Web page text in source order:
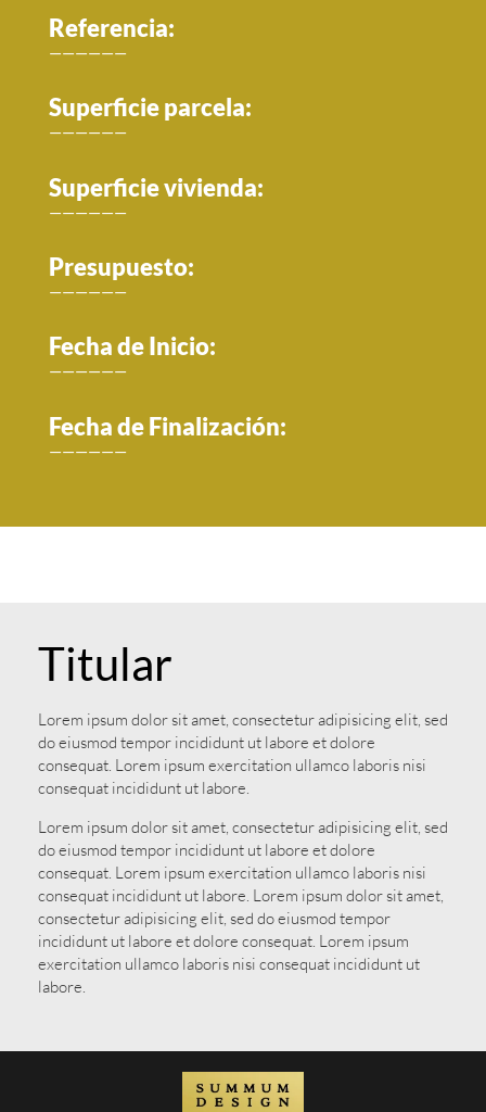
Referencia:
——————
Superficie parcela:
——————
Superficie vivienda:
——————
Presupuesto:
——————
Fecha de Inicio:
——————
Fecha de Finalización:
——————
Titular
Lorem ipsum dolor sit amet, consectetur adipisicing elit, sed
do eiusmod tempor incididunt ut labore et dolore
consequat. Lorem ipsum exercitation ullamco laboris nisi
consequat incididunt ut labore.
Lorem ipsum dolor sit amet, consectetur adipisicing elit, sed
do eiusmod tempor incididunt ut labore et dolore
consequat. Lorem ipsum exercitation ullamco laboris nisi
consequat incididunt ut labore. Lorem ipsum dolor sit amet,
consectetur adipisicing elit, sed do eiusmod tempor
incididunt ut labore et dolore consequat. Lorem ipsum
exercitation ullamco laboris nisi consequat incididunt ut
labore.